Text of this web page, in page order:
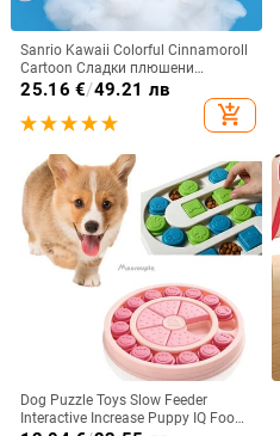
Sanrio Kawaii Colorful Cinnamoroll
Cartoon Сладки плюшени
играчки По-плюшена мека
възглавница Подарък за рожден
ден Плюшени кукли Подарък за
25.16 €/49.21 лв
add_shopping_cart
Dog Puzzle Toys Slow Feeder
Interactive Increase Puppy IQ Food